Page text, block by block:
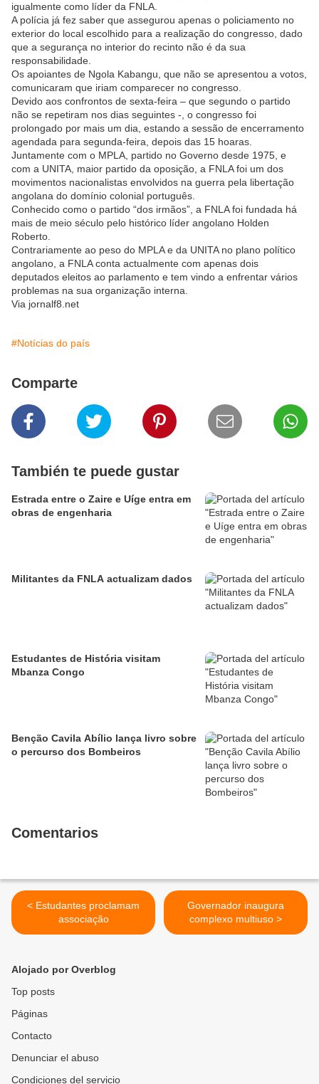
igualmente como líder da FNLA.
A polícia já fez saber que assegurou apenas o policiamento no
exterior do local escolhido para a realização do congresso, dado
que a segurança no interior do recinto não é da sua
responsabilidade.
Os apoiantes de Ngola Kabangu, que não se apresentou a votos,
comunicaram que iriam comparecer no congresso.
Devido aos confrontos de sexta-feira – que segundo o partido
não se repetiram nos dias seguintes -, o congresso foi
prolongado por mais um dia, estando a sessão de encerramento
agendada para segunda-feira, depois das 15 hoaras.
Juntamente com o MPLA, partido no Governo desde 1975, e
com a UNITA, maior partido da oposição, a FNLA foi um dos
movimentos nacionalistas envolvidos na guerra pela libertação
angolana do domínio colonial português.
Conhecido como o partido “dos irmãos”, a FNLA foi fundada há
mais de meio século pelo histórico líder angolano Holden
Roberto.
Contrariamente ao peso do MPLA e da UNITA no plano político
angolano, a FNLA conta actualmente com apenas dois
deputados eleitos ao parlamento e tem vindo a enfrentar vários
problemas na sua organização interna.
Via jornalf8.net
#Notícias do país
Comparte
También te puede gustar
Estrada entre o Zaire e Uíge entra em
obras de engenharia
Militantes da FNLA actualizam dados
Estudantes de História visitam
Mbanza Congo
Benção Cavila Abílio lança livro sobre
o percurso dos Bombeiros
Comentarios
< Estudantes proclamam
associação
Governador inaugura
complexo multiuso >
Alojado por Overblog
Top posts
Páginas
Contacto
Denunciar el abuso
Condiciones del servicio